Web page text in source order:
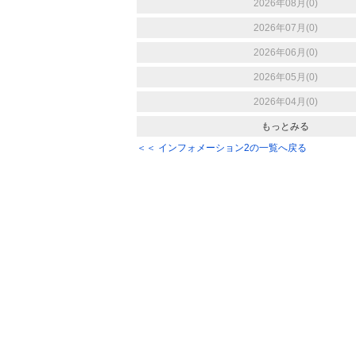
2026年08月(0)
2026年07月(0)
2026年06月(0)
2026年05月(0)
2026年04月(0)
もっとみる
＜＜ インフォメーション2の一覧へ戻る